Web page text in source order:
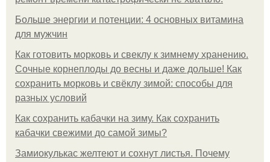
Больше энергии и потенции: 4 основных витамина
для мужчин
Как готовить морковь и свеклу к зимнему хранению.
Сочные корнеплоды до весны и даже дольше! Как
сохранить морковь и свёклу зимой: способы для
разных условий
Как сохранить кабачки на зиму. Как сохранить
кабачки свежими до самой зимы?
Замиокулькас желтеют и сохнут листья. Почему